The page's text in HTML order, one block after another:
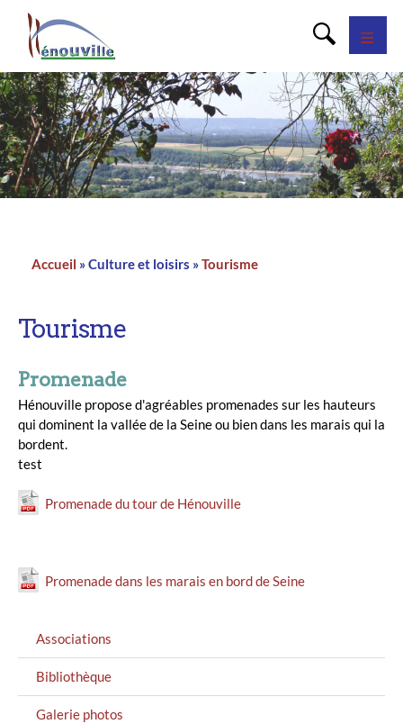
Accueil Culture et loisirs Tourisme
Tourisme
Promenade
Hénouville propose d'agréables promenades sur les hauteurs
qui dominent la vallée de la Seine ou bien dans les marais qui la
bordent.
test
Promenade du tour de Hénouville
Promenade dans les marais en bord de Seine
MENU
GAUCHE
Associations
Bibliothèque
Galerie photos
Panneau de gestion des cookies